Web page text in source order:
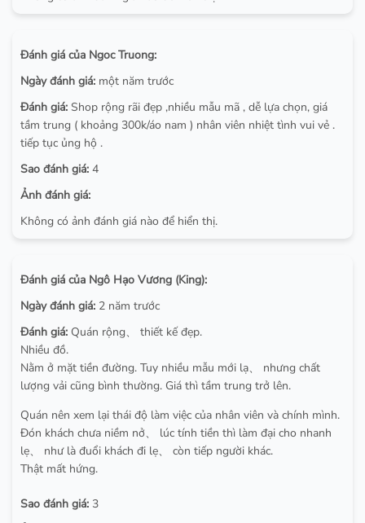
Đánh giá của Ngoc Truong:
Ngày đánh giá: một năm trước
Đánh giá: Shop rộng rãi đẹp ,nhiều mẫu mã , dễ lựa chọn, giá
tầm trung ( khoảng 300k/áo nam ) nhân viên nhiệt tình vui vẻ .
tiếp tục ủng hộ .
Sao đánh giá: 4
Ảnh đánh giá:
Không có ảnh đánh giá nào để hiển thị.
Đánh giá của Ngô Hạo Vương (King):
Ngày đánh giá: 2 năm trước
Đánh giá: Quán rộng、 thiết kế đẹp.
Nhiều đồ.
Nằm ở mặt tiền đường. Tuy nhiều mẫu mới lạ、 nhưng chất
lượng vải cũng bình thường. Giá thì tầm trung trở lên.
Quán nên xem lại thái độ làm việc của nhân viên và chính mình.
Đón khách chưa niềm nở、 lúc tính tiền thì làm đại cho nhanh
lẹ、 như là đuổi khách đi lẹ、 còn tiếp người khác.
Thật mất hứng.
Sao đánh giá: 3